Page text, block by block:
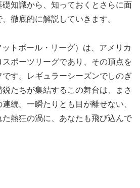
知識から、知っておくとさらに面
徹底的に解説していきます。
トボール・リーグ）は、アメリカ
ポーツリーグであり、その頂点を
す。レギュラーシーズンでしのぎ
たちが集結するこの舞台は、まさ
続。一瞬たりとも目が離せない、
熱狂の渦に、あなたも飛び込んで